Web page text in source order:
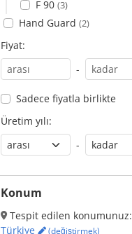
F 90 (3)
Hand Guard (2)
Fiyat:
-
Sadece fiyatla birlikte
Üretim yılı:
-
Konum
Tespit edilen konumunuz:
Türkiye
(değiştirmek)